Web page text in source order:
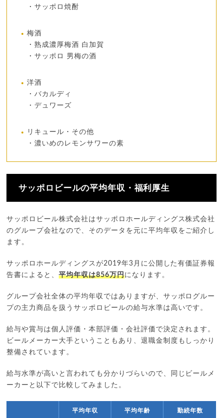
・サッポロ焼酎
梅酒
・熟成濃厚梅酒 白加賀
・サッポロ 男梅の酒
洋酒
・バカルディ
・デュワーズ
リキュール・その他
・濃いめのレモンサワーの素
サッポロビールの平均年収・福利厚生
サッポロビール株式会社はサッポロホールディングス株式会社
のグループ会社なので、そのデータを元に平均年収をご紹介し
ます。
サッポロホールディングスが2019年3月に公開した有価証券報
告書によると、平均年収は856万円になります。
グループ会社全体の平均年収ではありますが、サッポログルー
プの主力商品を扱うサッポロビールの給与水準は高いです。
給与や賞与は個人評価・本部評価・会社評価で決定されます。
ビールメーカー大手ということもあり、退職金制度もしっかり
整備されています。
給与水準が高いと言われても分かりづらいので、同じビールメ
ーカーと以下で比較してみました。
平均年収 平均年齢 勤続年数